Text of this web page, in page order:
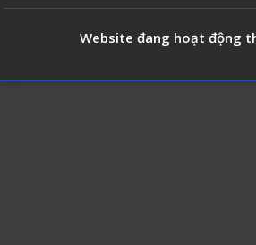
Website đang hoạt động